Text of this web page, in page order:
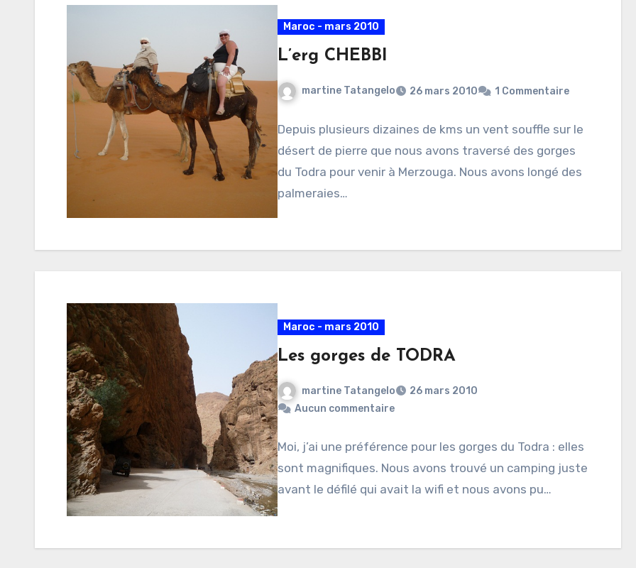
Maroc - mars 2010
L’erg CHEBBI
martine Tatangelo 26 mars 2010 1 Commentaire
Depuis plusieurs dizaines de kms un vent souffle sur le
désert de pierre que nous avons traversé des gorges
du Todra pour venir à Merzouga. Nous avons longé des
palmeraies…
Maroc - mars 2010
Les gorges de TODRA
martine Tatangelo
26 mars 2010
Aucun commentaire
Moi, j’ai une préférence pour les gorges du Todra : elles
sont magnifiques. Nous avons trouvé un camping juste
avant le défilé qui avait la wifi et nous avons pu…